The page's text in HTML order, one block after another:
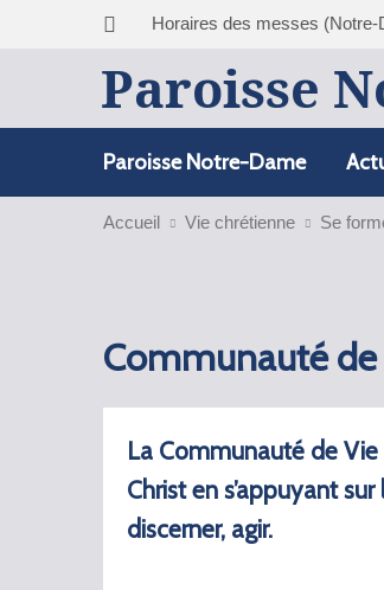
Horaires des messes (Notre-
Paroisse
Paroisse Notre-Dame
Accueil Vie chrétienne Se
Communauté de
La Communauté de
Christ en s’appuyant
discerner, agir.